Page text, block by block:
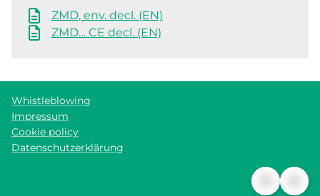
ZMD, env. decl. (EN)
ZMD… CE decl. (EN)
Whistleblowing
Impressum
Cookie policy
Datenschutzerklärung